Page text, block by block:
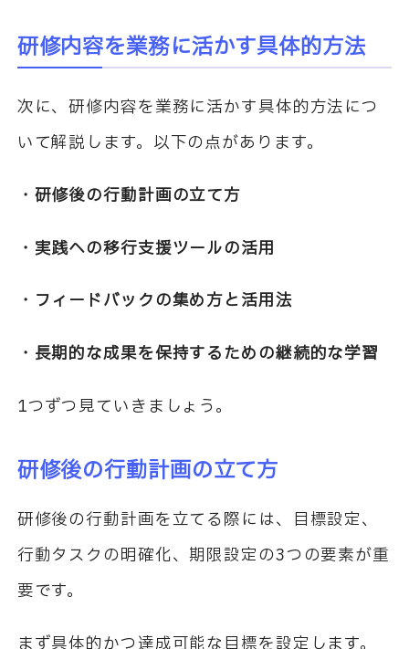
研修内容を業務に活かす具体的方法
次に、研修内容を業務に活かす具体的方法につ
いて解説します。以下の点があります。
・研修後の行動計画の立て方
・実践への移行支援ツールの活用
・フィードバックの集め方と活用法
・長期的な成果を保持するための継続的な学習
1つずつ見ていきましょう。
研修後の行動計画の立て方
研修後の行動計画を立てる際には、目標設定、
行動タスクの明確化、期限設定の3つの要素が重
要です。
まず具体的かつ達成可能な目標を設定します。